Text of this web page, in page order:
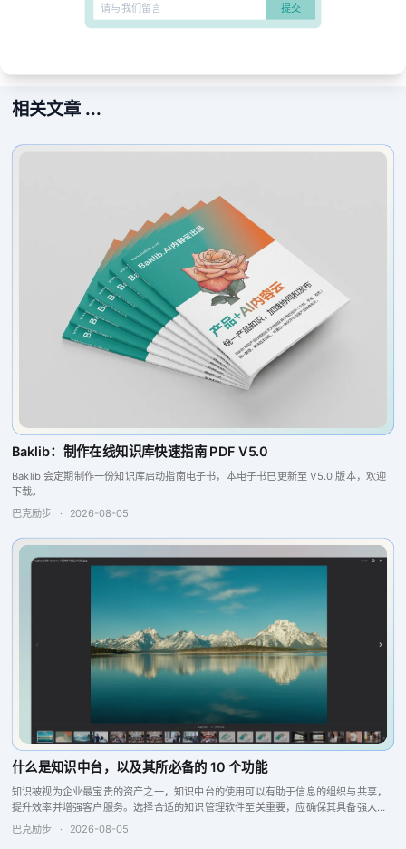
相关文章 ...
Baklib：制作在线知识库快速指南 PDF V5.0
Baklib 会定期制作一份知识库启动指南电子书，本电子书已更新至 V5.0 版本，欢迎
下载。
巴克励步 · 2026-08-05
什么是知识中台，以及其所必备的 10 个功能
知识被视为企业最宝贵的资产之一，知识中台的使用可以有助于信息的组织与共享，
提升效率并增强客户服务。选择合适的知识管理软件至关重要，应确保其具备强大的
搜索引擎、问答引擎以及报告分析和反馈功能，这些特点将提升团队的协作与生产
巴克励步 · 2026-08-05